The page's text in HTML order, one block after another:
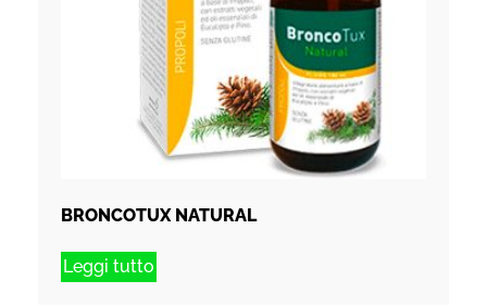
BRONCOTUX NATURAL
Leggi tutto